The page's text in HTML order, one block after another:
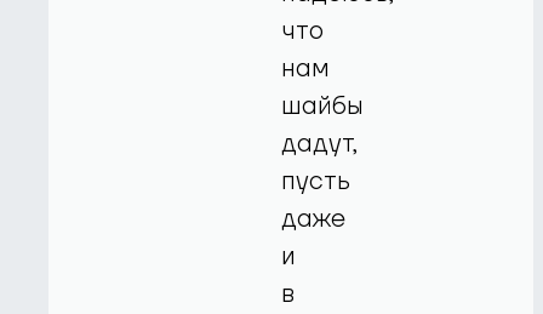
что
нам
шайбы
дадут,
пусть
даже
и
в